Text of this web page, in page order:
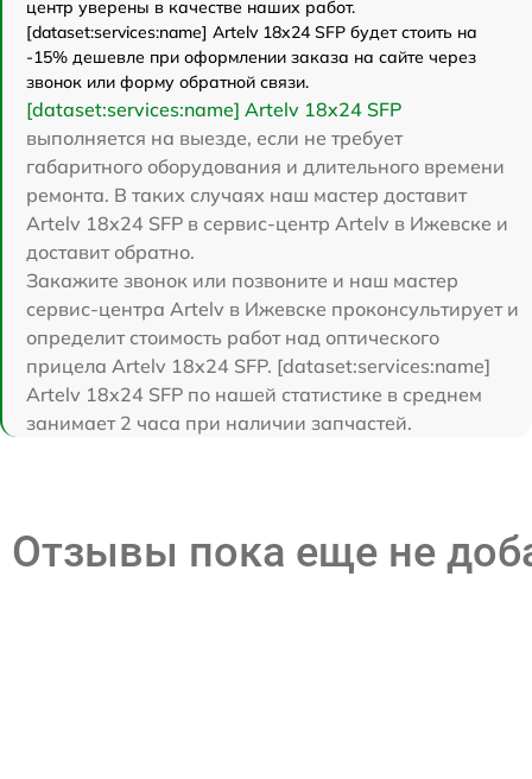
центр уверены в качестве наших работ.
[dataset:services:name] Artelv 18x24 SFP будет стоить на
-15% дешевле при оформлении заказа на сайте через
звонок или форму обратной связи.
[dataset:services:name] Artelv 18x24 SFP
выполняется на выезде, если не требует
габаритного оборудования и длительного времени
ремонта. В таких случаях наш мастер доставит
Artelv 18x24 SFP в сервис-центр Artelv в Ижевске и
доставит обратно.
Закажите звонок или позвоните и наш мастер
сервис-центра Artelv в Ижевске проконсультирует и
определит стоимость работ над оптического
прицела Artelv 18x24 SFP. [dataset:services:name]
Artelv 18x24 SFP по нашей статистике в среднем
занимает 2 часа при наличии запчастей.
Отзывы пока еще не